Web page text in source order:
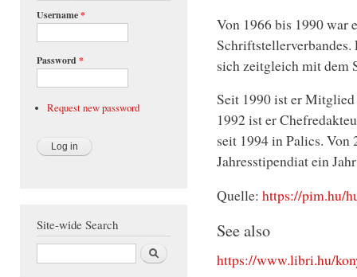
Username*
Password *
Request new password
Site-wide Search
Search
Von 1966 bis 1990 war
Schriftstellerverbandes.
sich zeitgleich mit dem
Seit 1990 ist er
1992 ist er
seit 1994 in Palics.
Jahresstipendiat ein
Quelle: https://pim.hu/
See also
https://www.libri.hu/